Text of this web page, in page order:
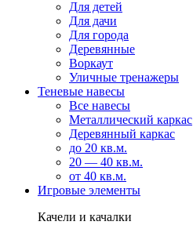
Для детей
Для дачи
Для города
Деревянные
Воркаут
Уличные тренажеры
Теневые навесы
Все навесы
Металлический каркас
Деревянный каркас
до 20 кв.м.
20 — 40 кв.м.
от 40 кв.м.
Игровые элементы
Качели и качалки